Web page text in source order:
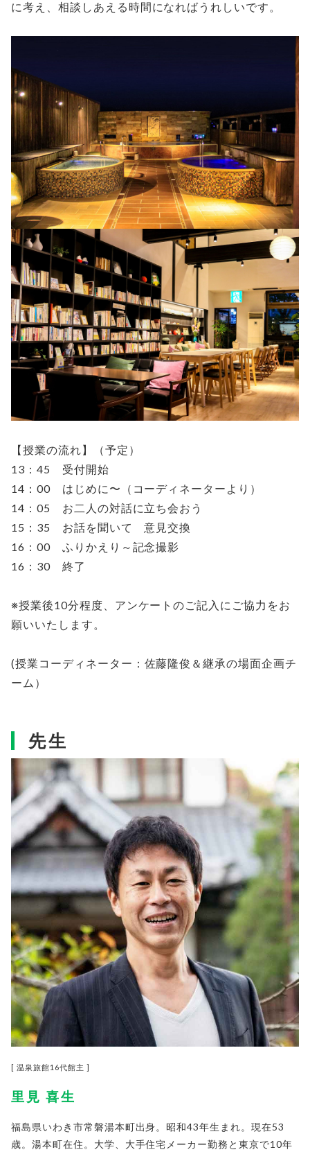
に考え、相談しあえる時間になればうれしいです。
【授業の流れ】（予定）
13：45 受付開始
14：00 はじめに〜（コーディネーターより）
14：05 お二人の対話に立ち会おう
15：35 お話を聞いて 意見交換
16：00 ふりかえり～記念撮影
16：30 終了
※授業後10分程度、アンケートのご記入にご協力をお
願いいたします。
(授業コーディネーター：佐藤隆俊＆継承の場面企画チ
ーム）
先生
[ 温泉旅館16代館主 ]
里見 喜生
福島県いわき市常磐湯本町出身。昭和43年生まれ。現在53
歳。湯本町在住。大学、大手住宅メーカー勤務と東京で10年